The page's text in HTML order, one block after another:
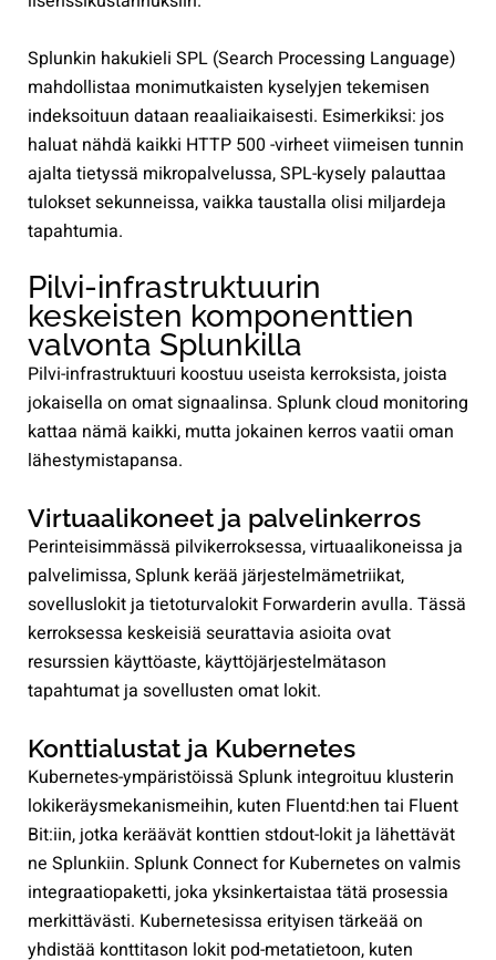
Splunkin hakukieli SPL (Search Processing Language)
mahdollistaa monimutkaisten kyselyjen tekemisen
indeksoituun dataan reaaliaikaisesti. Esimerkiksi: jos
haluat nähdä kaikki HTTP 500 -virheet viimeisen tunnin
ajalta tietyssä mikropalvelussa, SPL-kysely palauttaa
tulokset sekunneissa, vaikka taustalla olisi miljardeja
tapahtumia.
Pilvi-infrastruktuurin
keskeisten komponenttien
valvonta Splunkilla
Pilvi-infrastruktuuri koostuu useista kerroksista, joista
jokaisella on omat signaalinsa. Splunk cloud monitoring
kattaa nämä kaikki, mutta jokainen kerros vaatii oman
lähestymistapansa.
Virtuaalikoneet ja palvelinkerros
Perinteisimmässä pilvikerroksessa, virtuaalikoneissa ja
palvelimissa, Splunk kerää järjestelmämetriikat,
sovelluslokit ja tietoturvalokit Forwarderin avulla. Tässä
kerroksessa keskeisiä seurattavia asioita ovat
resurssien käyttöaste, käyttöjärjestelmätason
tapahtumat ja sovellusten omat lokit.
Konttialustat ja Kubernetes
Kubernetes-ympäristöissä Splunk integroituu klusterin
lokikeräysmekanismeihin, kuten Fluentd:hen tai Fluent
Bit:iin, jotka keräävät konttien stdout-lokit ja lähettävät
ne Splunkiin. Splunk Connect for Kubernetes on valmis
integraatiopaketti, joka yksinkertaistaa tätä prosessia
merkittävästi. Kubernetesissa erityisen tärkeää on
yhdistää konttitason lokit pod-metatietoon, kuten